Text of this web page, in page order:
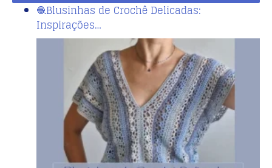
🧶Blusinhas de Crochê Delicadas:
Inspirações…